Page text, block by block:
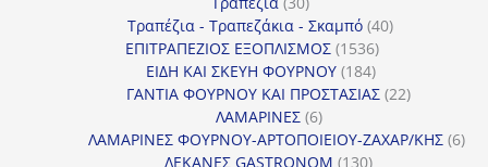
προϊόντα
Τραπέζια - Τραπεζάκια - Σκαμπό 4040
ΕΠΙΤΡΑΠΕΖΙΟΣ ΕΞΟΠΛΙΣΜΟΣ 15361536
προϊόντα
ΕΙΔΗ ΚΑΙ ΣΚΕΥΗ ΦΟΥΡΝΟΥ 184184
προϊόντα
ΓΑΝΤΙΑ ΦΟΥΡΝΟΥ ΚΑΙ ΠΡΟΣΤΑΣΙΑΣ 2222
ΛΑΜΑΡΙΝΕΣ 66
προϊόντα
ΛΑΜΑΡΙΝΕΣ ΦΟΥΡΝΟΥ-ΑΡΤΟΠΟΙΕΙΟΥ-ΖΑΧΑΡ/ΚΗΣ 66
ΛΕΚΑΝΕΣ GASTRONOM 130130